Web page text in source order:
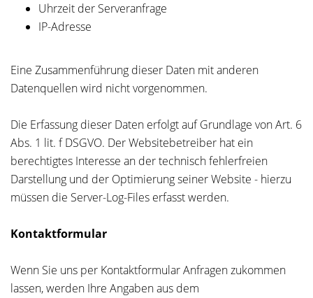
Uhrzeit der Serveranfrage
IP-Adresse
Eine Zusammenführung dieser Daten mit anderen
Datenquellen wird nicht vorgenommen.
Die Erfassung dieser Daten erfolgt auf Grundlage von Art. 6
Abs. 1 lit. f DSGVO. Der Websitebetreiber hat ein
berechtigtes Interesse an der technisch fehlerfreien
Darstellung und der Optimierung seiner Website - hierzu
müssen die Server-Log-Files erfasst werden.
Kontaktformular
Wenn Sie uns per Kontaktformular Anfragen zukommen
lassen, werden Ihre Angaben aus dem